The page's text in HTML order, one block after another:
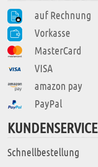
auf Rechnung
Vorkasse
MasterCard
VISA
amazon pay
PayPal
KUNDENSERVICE
Schnellbestellung